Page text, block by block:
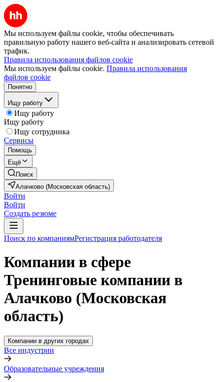
Мы используем файлы cookie, чтобы обеспечивать
правильную работу нашего веб-сайта и анализировать сетевой
трафик.
Правила использования файлов cookie
Мы используем файлы cookie. Правила использования
файлов cookie
Понятно
Ищу работу
Ищу работу
Ищу работу
Ищу сотрудника
Сервисы
Помощь
Ещё
Поиск
Алачково (Московская область)
Войти
Войти
Создать резюме
Поиск по компаниямРегистрация работодателя
Компании в сфере
Тренинговые компании в
Алачково (Московская
область)
Компании в других городах
Все индустрии
Образовательные учреждения